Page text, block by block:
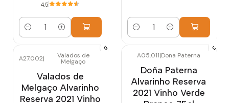
4.5
Cantidad Cantidad
A27.002| Valados de
Melgaço
Valados de
Melgaço Alvarinho
Reserva 2021 Vinho
A05.011|Dona Paterna
Doña Paterna
Alvarinho Reserva
2021 Vinho Verde